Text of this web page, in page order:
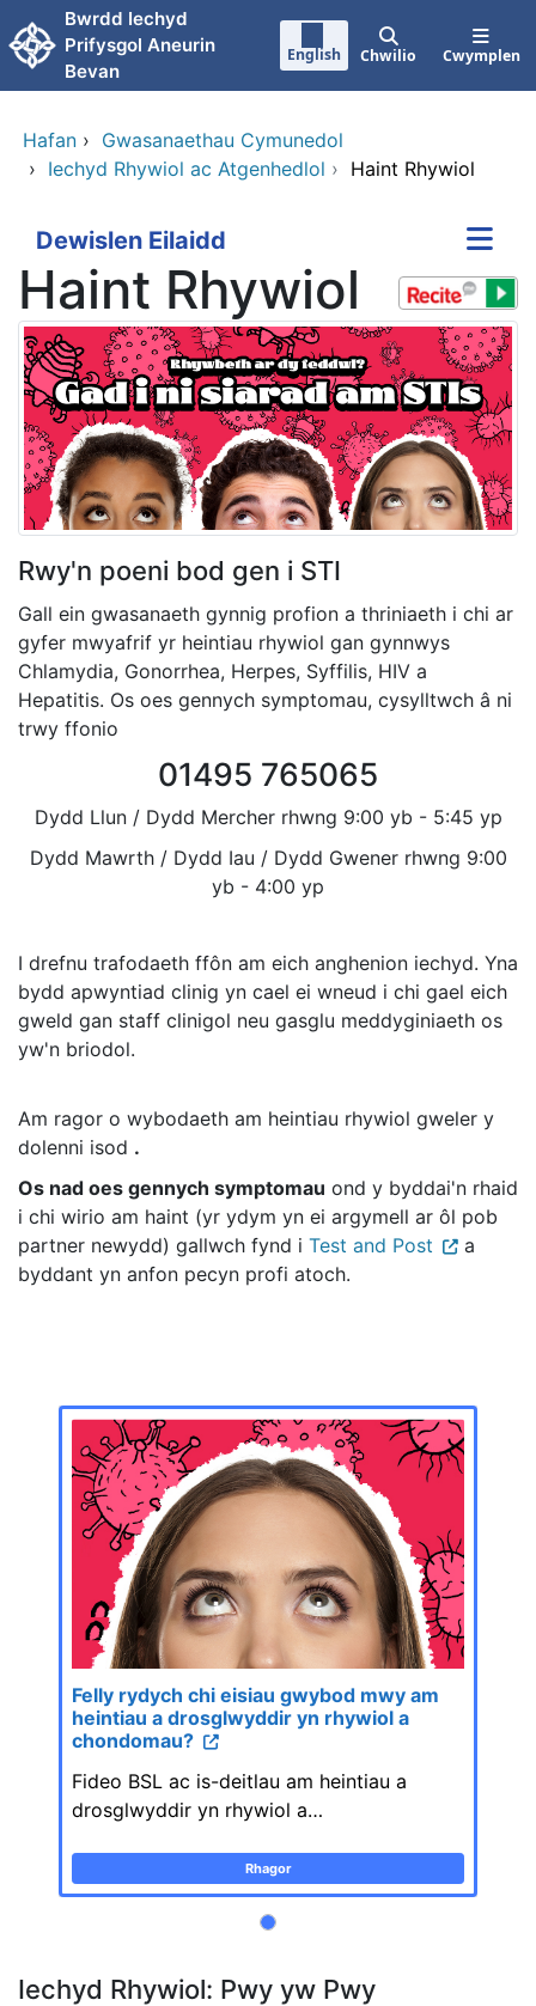
Neidio i'r prif gynnwy
Bwrdd Iechyd
Prifysgol Aneurin
Bevan
English Chwilio Cwymplen
Hafan › Gwasanaethau Cymunedol
› Iechyd Rhywiol ac Atgenhedlol › Haint Rhywiol
Dewislen Eilaidd
Haint Rhywiol
Rwy'n poeni bod gen i STI
Gall ein gwasanaeth gynnig profion a thriniaeth i chi ar
gyfer mwyafrif yr heintiau rhywiol gan gynnwys
Chlamydia, Gonorrhea, Herpes, Syffilis, HIV a
Hepatitis. Os oes gennych symptomau, cysylltwch â ni
trwy ffonio
01495 765065
Dydd Llun / Dydd Mercher rhwng 9:00 yb - 5:45 yp
Dydd Mawrth / Dydd Iau / Dydd Gwener rhwng 9:00
yb - 4:00 yp
I drefnu trafodaeth ffôn am eich anghenion iechyd. Yna
bydd apwyntiad clinig yn cael ei wneud i chi gael eich
gweld gan staff clinigol neu gasglu meddyginiaeth os
yw'n briodol.
Am ragor o wybodaeth am heintiau rhywiol gweler y
dolenni isod .
Os nad oes gennych symptomau ond y byddai'n rhaid
i chi wirio am haint (yr ydym yn ei argymell ar ôl pob
partner newydd) gallwch fynd i Test and Post
a
byddant yn anfon pecyn profi atoch.
Felly rydych chi eisiau gwybod mwy am
heintiau a drosglwyddir yn rhywiol a
chondomau?
Fideo BSL ac is-deitlau am heintiau a
drosglwyddir yn rhywiol a…
Rhagor
Iechyd Rhywiol: Pwy yw Pwy